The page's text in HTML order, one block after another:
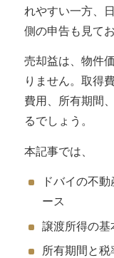
れやすい一方、
側の申告も見て
売却益は、物件
りません。取得
費用、所有期間
るでしょう。
本記事では、
ドバイの不
ース
譲渡所得の基
所有期間と税